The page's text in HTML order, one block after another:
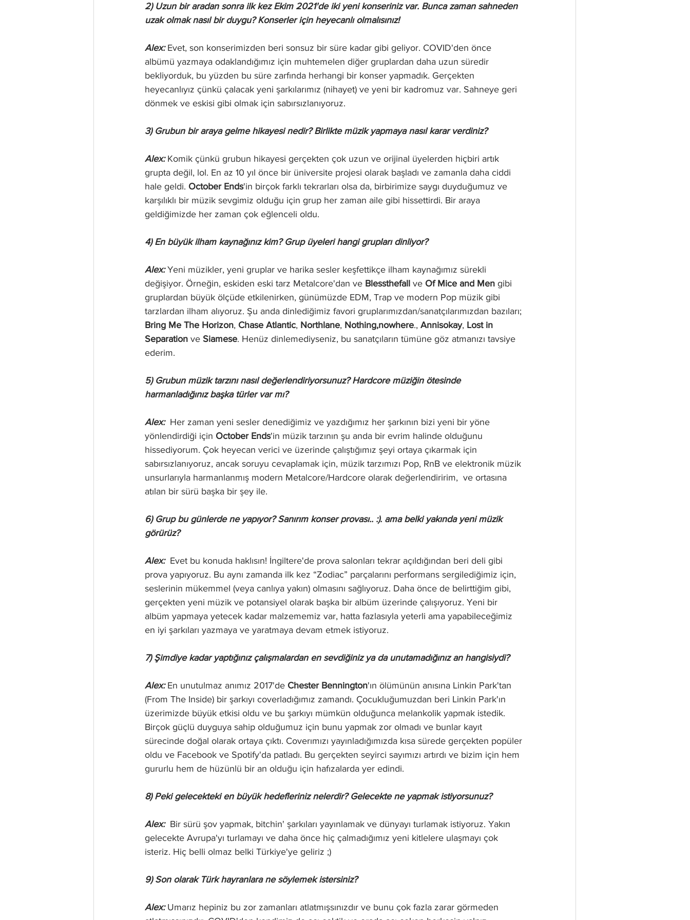
2) Uzun bir aradan sonra ilk kez Ekim 2021'de iki yeni konseriniz var. Bunca zaman sahneden
uzak olmak nasıl bir duygu? Konserler için heyecanlı olmalısınız!
Alex: Evet, son konserimizden beri sonsuz bir süre kadar gibi geliyor. COVID'den önce
albümü yazmaya odaklandığımız için muhtemelen diğer gruplardan daha uzun süredir
bekliyorduk, bu yüzden bu süre zarfında herhangi bir konser yapmadık. Gerçekten
heyecanlıyız çünkü çalacak yeni şarkılarımız (nihayet) ve yeni bir kadromuz var. Sahneye geri
dönmek ve eskisi gibi olmak için sabırsızlanıyoruz.
3) Grubun bir araya gelme hikayesi nedir? Birlikte müzik yapmaya nasıl karar verdiniz?
Alex: Komik çünkü grubun hikayesi gerçekten çok uzun ve orijinal üyelerden hiçbiri artık
grupta değil, lol. En az 10 yıl önce bir üniversite projesi olarak başladı ve zamanla daha ciddi
hale geldi. October Ends'in birçok farklı tekrarları olsa da, birbirimize saygı duyduğumuz ve
karşılıklı bir müzik sevgimiz olduğu için grup her zaman aile gibi hissettirdi. Bir araya
geldiğimizde her zaman çok eğlenceli oldu.
4) En büyük ilham kaynağınız kim? Grup üyeleri hangi grupları dinliyor?
Alex: Yeni müzikler, yeni gruplar ve harika sesler keşfettikçe ilham kaynağımız sürekli
değişiyor. Örneğin, eskiden eski tarz Metalcore'dan ve Blessthefall ve Of Mice and Men gibi
gruplardan büyük ölçüde etkilenirken, günümüzde EDM, Trap ve modern Pop müzik gibi
tarzlardan ilham alıyoruz. Şu anda dinlediğimiz favori gruplarımızdan/sanatçılarımızdan bazıları;
Bring Me The Horizon, Chase Atlantic, Northlane, Nothing,nowhere., Annisokay, Lost in
Separation ve Siamese. Henüz dinlemediyseniz, bu sanatçıların tümüne göz atmanızı tavsiye
ederim.
5) Grubun müzik tarzını nasıl değerlendiriyorsunuz? Hardcore müziğin ötesinde
harmanladığınız başka türler var mı?
Alex: Her zaman yeni sesler denediğimiz ve yazdığımız her şarkının bizi yeni bir yöne
yönlendirdiği için October Ends'in müzik tarzının şu anda bir evrim halinde olduğunu
hissediyorum. Çok heyecan verici ve üzerinde çalıştığımız şeyi ortaya çıkarmak için
sabırsızlanıyoruz, ancak soruyu cevaplamak için, müzik tarzımızı Pop, RnB ve elektronik müzik
unsurlarıyla harmanlanmış modern Metalcore/Hardcore olarak değerlendiririm,  ve ortasına
atılan bir sürü başka bir şey ile.
6) Grup bu günlerde ne yapıyor? Sanırım konser provası.. :). ama belki yakında yeni müzik
görürüz?
Alex: Evet bu konuda haklısın! İngiltere'de prova salonları tekrar açıldığından beri deli gibi
prova yapıyoruz. Bu aynı zamanda ilk kez “Zodiac” parçalarını performans sergilediğimiz için,
seslerinin mükemmel (veya canlıya yakın) olmasını sağlıyoruz. Daha önce de belirttiğim gibi,
gerçekten yeni müzik ve potansiyel olarak başka bir albüm üzerinde çalışıyoruz. Yeni bir
albüm yapmaya yetecek kadar malzememiz var, hatta fazlasıyla yeterli ama yapabileceğimiz
en iyi şarkıları yazmaya ve yaratmaya devam etmek istiyoruz.
7) Şimdiye kadar yaptığınız çalışmalardan en sevdiğiniz ya da unutamadığınız an hangisiydi?
Alex: En unutulmaz anımız 2017'de Chester Bennington'ın ölümünün anısına Linkin Park'tan
(From The Inside) bir şarkıyı coverladığımız zamandı. Çocukluğumuzdan beri Linkin Park'ın
üzerimizde büyük etkisi oldu ve bu şarkıyı mümkün olduğunca melankolik yapmak istedik.
Birçok güçlü duyguya sahip olduğumuz için bunu yapmak zor olmadı ve bunlar kayıt
sürecinde doğal olarak ortaya çıktı. Coverımızı yayınladığımızda kısa sürede gerçekten popüler
oldu ve Facebook ve Spotify'da patladı. Bu gerçekten seyirci sayımızı artırdı ve bizim için hem
gururlu hem de hüzünlü bir an olduğu için hafızalarda yer edindi.
8) Peki gelecekteki en büyük hedefleriniz nelerdir? Gelecekte ne yapmak istiyorsunuz?
Alex: Bir sürü şov yapmak, bitchin' şarkıları yayınlamak ve dünyayı turlamak istiyoruz. Yakın
gelecekte Avrupa'yı turlamayı ve daha önce hiç çalmadığımız yeni kitlelere ulaşmayı çok
isteriz. Hiç belli olmaz belki Türkiye'ye geliriz ;)
9) Son olarak Türk hayranlara ne söylemek istersiniz?
Alex: Umarız hepiniz bu zor zamanları atlatmışsınızdır ve bunu çok fazla zarar görmeden